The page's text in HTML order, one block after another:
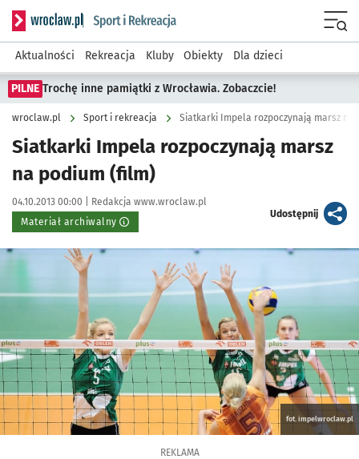
Serwis informacyjny wroclaw.pl podserwis: Sport i rekreacja
Aktualności Rekreacja Kluby Obiekty Dla dzieci
PILNE Trochę inne pamiątki z Wrocławia. Zobaczcie!
wroclaw.pl Sport i rekreacja Siatkarki Impela rozpoczynają marsz na
Siatkarki Impela rozpoczynają marsz
na podium (film)
Data publikacji:
04.10.2013 00:00 | Autor:
Redakcja www.wroclaw.pl
Materiał archiwalny
Udostępnijartykuł
Kliknij, aby powiększyć
fot. impelwroclaw.pl
REKLAMA